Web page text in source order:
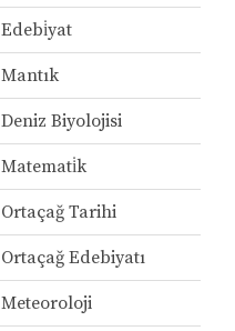
Edebi̇yat
Mantık
Deniz Biyolojisi
Matemati̇k
Ortaçağ Tarihi
Ortaçağ Edebiyatı
Meteoroloji